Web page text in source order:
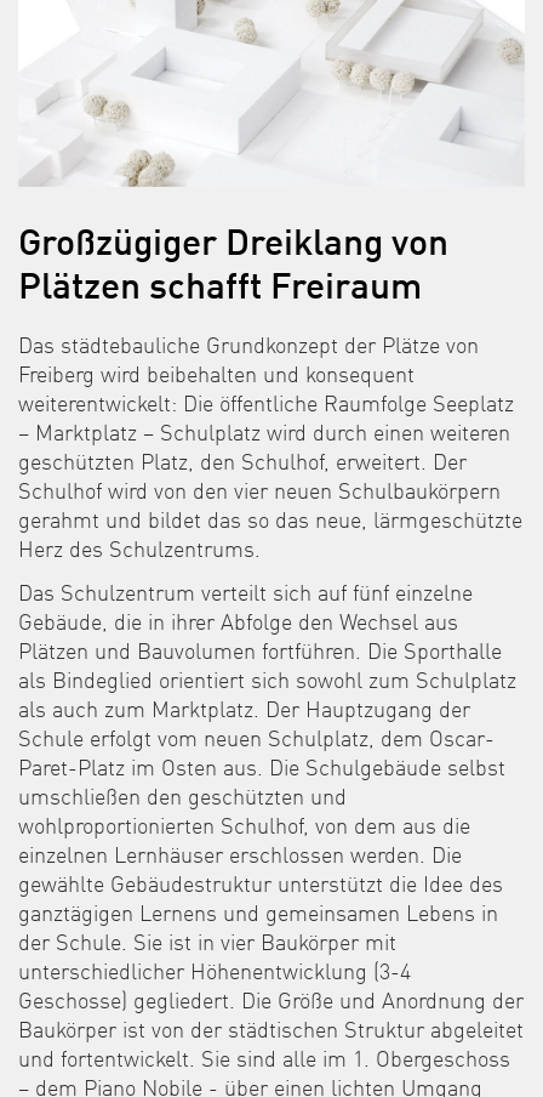
Großzügiger Dreiklang von
Plätzen schafft Freiraum
Das städtebauliche Grundkonzept der Plätze von
Freiberg wird beibehalten und konsequent
weiterentwickelt: Die öffentliche Raumfolge Seeplatz
– Marktplatz – Schulplatz wird durch einen weiteren
geschützten Platz, den Schulhof, erweitert. Der
Schulhof wird von den vier neuen Schulbaukörpern
gerahmt und bildet das so das neue, lärmgeschützte
Herz des Schulzentrums.
Das Schulzentrum verteilt sich auf fünf einzelne
Gebäude, die in ihrer Abfolge den Wechsel aus
Plätzen und Bauvolumen fortführen. Die Sporthalle
als Bindeglied orientiert sich sowohl zum Schulplatz
als auch zum Marktplatz. Der Hauptzugang der
Schule erfolgt vom neuen Schulplatz, dem Oscar-
Paret-Platz im Osten aus. Die Schulgebäude selbst
umschließen den geschützten und
wohlproportionierten Schulhof, von dem aus die
einzelnen Lernhäuser erschlossen werden. Die
gewählte Gebäudestruktur unterstützt die Idee des
ganztägigen Lernens und gemeinsamen Lebens in
der Schule. Sie ist in vier Baukörper mit
unterschiedlicher Höhenentwicklung (3-4
Geschosse) gegliedert. Die Größe und Anordnung der
Baukörper ist von der städtischen Struktur abgeleitet
und fortentwickelt. Sie sind alle im 1. Obergeschoss
– dem Piano Nobile - über einen lichten Umgang